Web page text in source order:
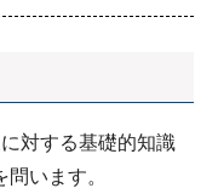
対する基礎的知識
います。